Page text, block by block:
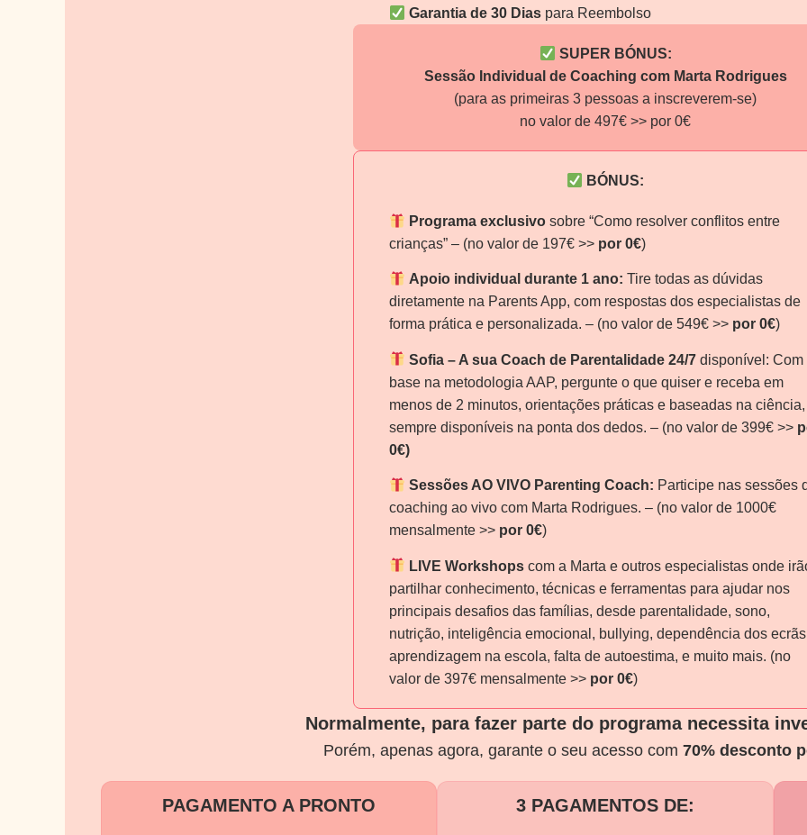
Garantia de 30 Dias para Reembolso
SUPER BÓNUS:
Sessão Individual de Coaching com Marta Rodrigues
(para as primeiras 3 pessoas a inscreverem-se)
no valor de 497€ >> por 0€
BÓNUS:
Programa exclusivo sobre “Como resolver conflitos entre
crianças” – (no valor de 197€ >> por 0€)
Apoio individual durante 1 ano: Tire todas as dúvidas
diretamente na Parents App, com respostas dos especialistas de
forma prática e personalizada. – (no valor de 549€ >> por 0€)
Sofia – A sua Coach de Parentalidade 24/7 disponível: Com
base na metodologia AAP, pergunte o que quiser e receba em
menos de 2 minutos, orientações práticas e baseadas na ciência,
sempre disponíveis na ponta dos dedos. – (no valor de 399€ >>
0€)
Sessões AO VIVO Parenting Coach: Participe nas sessões
coaching ao vivo com Marta Rodrigues. – (no valor de 1000€
mensalmente >> por 0€)
LIVE Workshops com a Marta e outros especialistas onde
partilhar conhecimento, técnicas e ferramentas para ajudar nos
principais desafios das famílias, desde parentalidade, sono,
nutrição, inteligência emocional, bullying, dependência dos
aprendizagem na escola, falta de autoestima, e muito mais. (no
valor de 397€ mensalmente >> por 0€)
Normalmente, para fazer parte do programa necessita
Porém, apenas agora, garante o seu acesso com 70% desconto
PAGAMENTO A PRONTO 3 PAGAMENTOS DE: